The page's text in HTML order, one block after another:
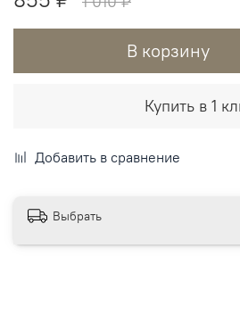
В корзину
Купить в 1
Добавить в сравнение
Выбрать